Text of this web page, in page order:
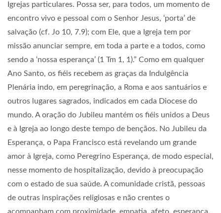
Igrejas particulares. Possa ser, para todos, um momento de
encontro vivo e pessoal com o Senhor Jesus, ‘porta’ de
salvação (cf. Jo 10, 7.9); com Ele, que a Igreja tem por
missão anunciar sempre, em toda a parte e a todos, como
sendo a ‘nossa esperança’ (1 Tm 1, 1).” Como em qualquer
Ano Santo, os fiéis recebem as graças da Indulgência
Plenária indo, em peregrinação, a Roma e aos santuários e
outros lugares sagrados, indicados em cada Diocese do
mundo. A oração do Jubileu mantém os fiéis unidos a Deus
e à Igreja ao longo deste tempo de bençãos. No Jubileu da
Esperança, o Papa Francisco está revelando um grande
amor à Igreja, como Peregrino Esperança, de modo especial,
nesse momento de hospitalização, devido à preocupação
com o estado de sua saúde. A comunidade cristã, pessoas
de outras inspirações religiosas e não crentes o